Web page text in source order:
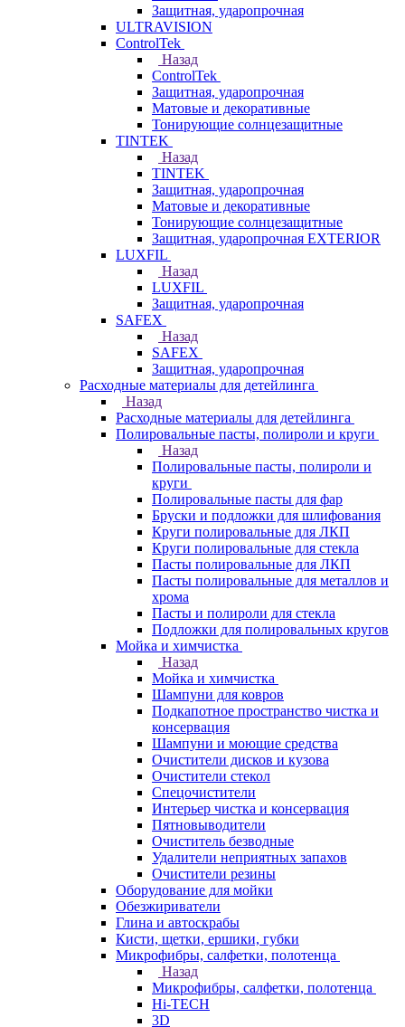
Защитная, ударопрочная
ULTRAVISION
ControlTek
Назад
ControlTek
Защитная, ударопрочная
Матовые и декоративные
Тонирующие солнцезащитные
TINTEK
Назад
TINTEK
Защитная, ударопрочная
Матовые и декоративные
Тонирующие солнцезащитные
Защитная, ударопрочная EXTERIOR
LUXFIL
Назад
LUXFIL
Защитная, ударопрочная
SAFEX
Назад
SAFEX
Защитная, ударопрочная
Расходные материалы для детейлинга
Назад
Расходные материалы для детейлинга
Полировальные пасты, полироли и круги
Назад
Полировальные пасты, полироли и
круги
Полировальные пасты для фар
Бруски и подложки для шлифования
Круги полировальные для ЛКП
Круги полировальные для стекла
Пасты полировальные для ЛКП
Пасты полировальные для металлов и
хрома
Пасты и полироли для стекла
Подложки для полировальных кругов
Мойка и химчистка
Назад
Мойка и химчистка
Шампуни для ковров
Подкапотное пространство чистка и
консервация
Шампуни и моющие средства
Очистители дисков и кузова
Очистители стекол
Спецочистители
Интерьер чистка и консервация
Пятновыводители
Очиститель безводные
Удалители неприятных запахов
Очистители резины
Оборудование для мойки
Обезжириватели
Глина и автоскрабы
Кисти, щетки, ершики, губки
Микрофибры, салфетки, полотенца
Назад
Микрофибры, салфетки, полотенца
Hi-TECH
3D